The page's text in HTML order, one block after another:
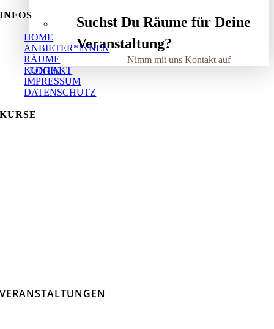
Suchst Du Räume für Deine
Veranstaltung?
Nimm mit uns Kontakt auf
LOGIN
INFOS
HOME
ANBIETER*INNEN
RÄUME
KONTAKT
IMPRESSUM
DATENSCHUTZ
KURSE
VERANSTALTUNGEN